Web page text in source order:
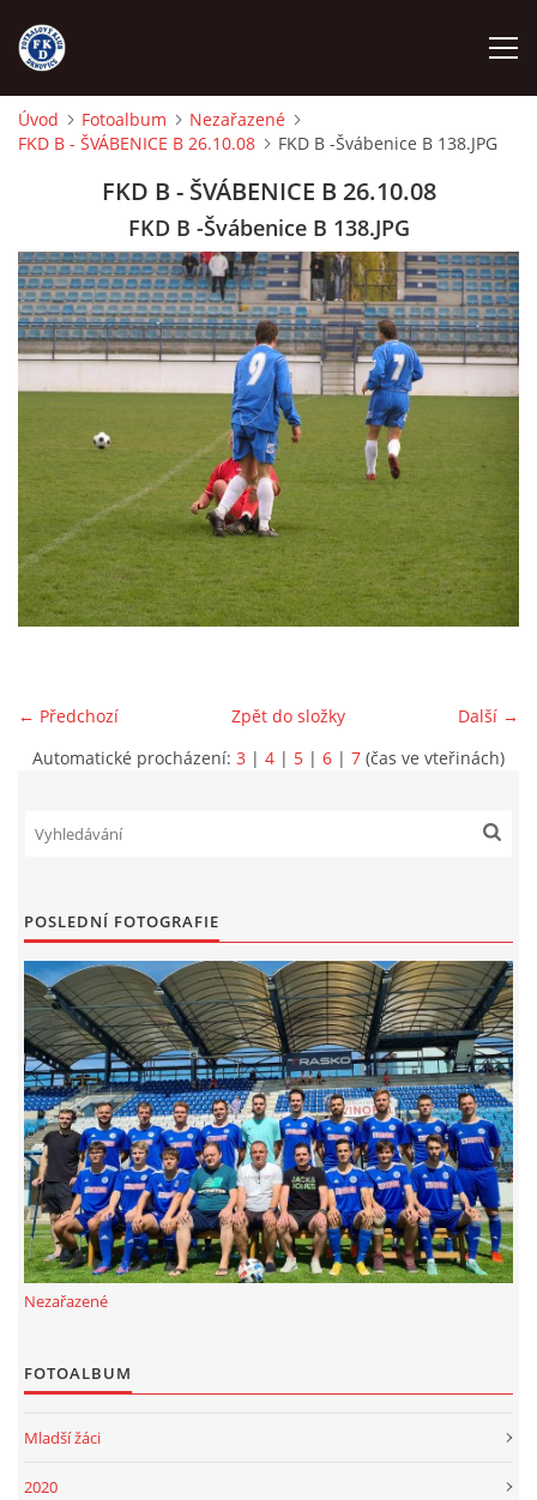
ÚVOD
FKD A
FKD B
STARŠÍ DOROST
STARŠÍ ŽÁCI
MLADŠÍ ŽÁCI
STARŠÍ PŘÍPRAVKA R 2012 + 2013
ARCHÍV
DOTACE
FKD, z.s.
Drnovice 704
68304 Drnovice
ičo 27005305
č.ú. 3227086359 / 0800
© 2026 eStránky.cz |RSS
Úvod Fotoalbum
Nezařazené
FKD B - ŠVÁBENICE B 26.10.08
FKD B -Švábenice B 138.JPG
FKD B - ŠVÁBENICE B 26.10.08
FKD B -Švábenice B 138.JPG
← Předchozí Další →
Zpět do složky
Automatické procházení: 3 | 4 | 5 | 6 | 7 (čas ve vteřinách)
POSLEDNÍ FOTOGRAFIE
Nezařazené
FOTOALBUM
Mladší žáci
2020